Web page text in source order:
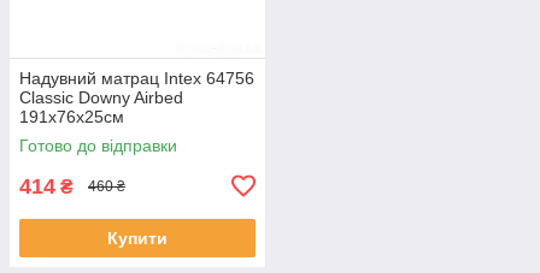
Надувний матрац Intex 64756
Classic Downy Airbed
191х76х25см
Готово до відправки
414 ₴ 460 ₴
Купити